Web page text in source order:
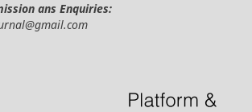
ans Enquiries: